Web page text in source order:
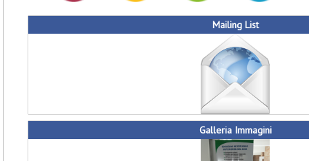
Mailing List
Galleria Immagini